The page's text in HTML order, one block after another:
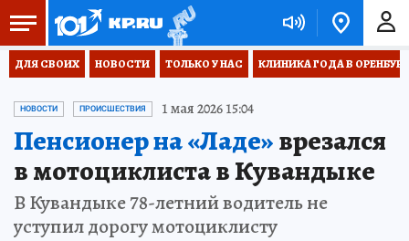
ДЛЯ СВОИХ НОВОСТИ ТОЛЬКО У НАС КЛИНИКА ГОДА В
НОВОСТИ ПРОИСШЕСТВИЯ 1 мая 2026 15:04
Пенсионер на «Ладе»врезался
в мотоциклиста в Кувандыке
В Кувандыке 78-летний водитель не
уступил дорогу мотоциклисту